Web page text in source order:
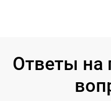
Ответы на